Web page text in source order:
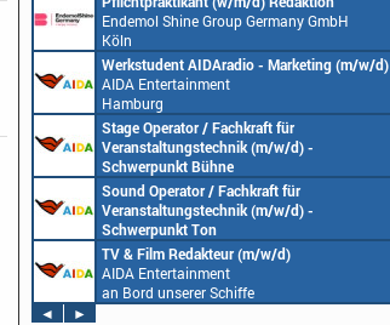
Endemol Shine Group Germany GmbH
Köln
Werkstudent AIDAradio - Marketing (m/w/d)
AIDA Entertainment
Hamburg
Stage Operator / Fachkraft für
Veranstaltungstechnik (m/w/d) -
Schwerpunkt Bühne
AIDA Entertainment
an Bord unserer Schiffe
Sound Operator / Fachkraft für
Veranstaltungstechnik (m/w/d) -
Schwerpunkt Ton
AIDA Entertainment
an Bord unserer Schiffe
TV & Film Redakteur (m/w/d)
AIDA Entertainment
an Bord unserer Schiffe
◄
►